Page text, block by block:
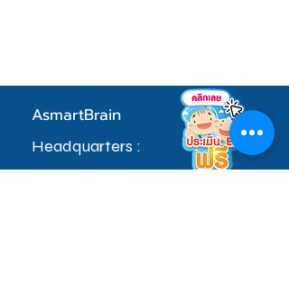
ปลอดภัยสำหรับเด็กเมื่อใช้งานตามคำ
แนะนำ
AsmartBrain
Headquarters :